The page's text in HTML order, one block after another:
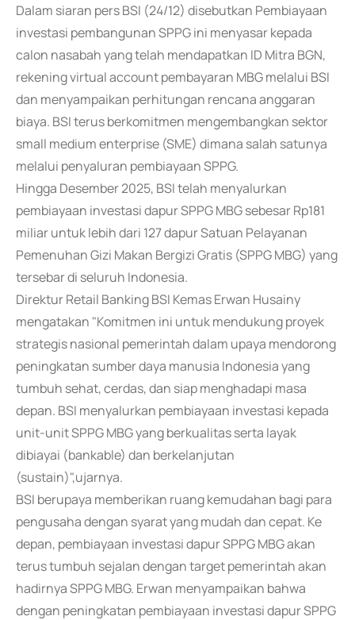
Dalam siaran pers BSI (24/12) disebutkan Pembiayaan
investasi pembangunan SPPG ini menyasar kepada
calon nasabah yang telah mendapatkan ID Mitra BGN,
rekening virtual account pembayaran MBG melalui BSI
dan menyampaikan perhitungan rencana anggaran
biaya. BSI terus berkomitmen mengembangkan sektor
small medium enterprise (SME) dimana salah satunya
melalui penyaluran pembiayaan SPPG.
Hingga Desember 2025, BSI telah menyalurkan
pembiayaan investasi dapur SPPG MBG sebesar Rp181
miliar untuk lebih dari 127 dapur Satuan Pelayanan
Pemenuhan Gizi Makan Bergizi Gratis (SPPG MBG) yang
tersebar di seluruh Indonesia.
Direktur Retail Banking BSI Kemas Erwan Husainy
mengatakan "Komitmen ini untuk mendukung proyek
strategis nasional pemerintah dalam upaya mendorong
peningkatan sumber daya manusia Indonesia yang
tumbuh sehat, cerdas, dan siap menghadapi masa
depan. BSI menyalurkan pembiayaan investasi kepada
unit-unit SPPG MBG yang berkualitas serta layak
dibiayai (bankable) dan berkelanjutan
(sustain)",ujarnya.
BSI berupaya memberikan ruang kemudahan bagi para
pengusaha dengan syarat yang mudah dan cepat. Ke
depan, pembiayaan investasi dapur SPPG MBG akan
terus tumbuh sejalan dengan target pemerintah akan
hadirnya SPPG MBG. Erwan menyampaikan bahwa
dengan peningkatan pembiayaan investasi dapur SPPG